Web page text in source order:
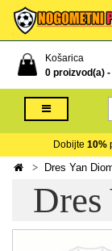
Košarica
0 proizvod(a) -
Dobijte 10%
Dres Yan
Dres